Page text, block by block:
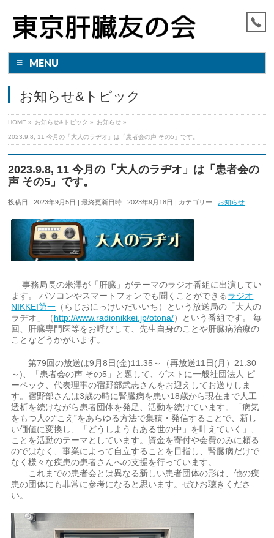
MENU
お知らせ&トピック
HOME » お知らせ&トピック » お知らせ »
2023.9.8, 11 今月の「大人のラヂオ」は「患者会の声 その5」です。
2023.9.8, 11 今月の「大人のラヂオ」は「患者会の
声 その5」です。
投稿日 : 2023年9月5日 最終更新日時 : 2023年9月18日 カテゴリー : お知らせ
事務局長の米澤が「肝臓」がテーマのラジオ番組に出演してい
ます。 パソコンやスマートフォンでも聞くことができるラジオ
NIKKEI第一 （らじおにっけいだいいち）という放送局の「大人の
ラヂオ」（http://www.radionikkei.jp/otona/）という番組です。 毎
回、肝臓専門医等をお呼びして、先生自身のことや肝臓病治療の
ことなどうかがいます。
第79回の放送は9月8日(金)11:35～（再放送11日(月）21:30
～)、「患者会の声 その5」と題して、ゲストに一般社団法人 ピ
ーペック、代表理事の宿野部武志さんをお迎えしてお送りしま
す。宿野部さんは3歳の時に腎臓病を患い18歳から現在まで人工
透析を続けながら患者団体を発足、活動を続けています。「病気
をもつ人の“こえ”をあらゆる方法で集積・発信することで、新し
い価値に変換し、「どうしようもある世の中」を叶えていく」、
ことを活動のテーマとしています。資金を寄付や会費のみに頼る
のではなく、事業によって自立することを目指し、腎臓病だけで
なく様々な疾患の患者さんへの支援を行っています。
これまでの患者会とは異なる新しい患者団体の形は、他の疾
患の団体にも非常に参考になると思います。ぜひお聴きくださ
い。